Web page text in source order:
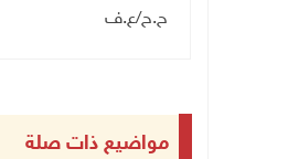
ح.ح/ع.ف
مواضيع ذات صلة